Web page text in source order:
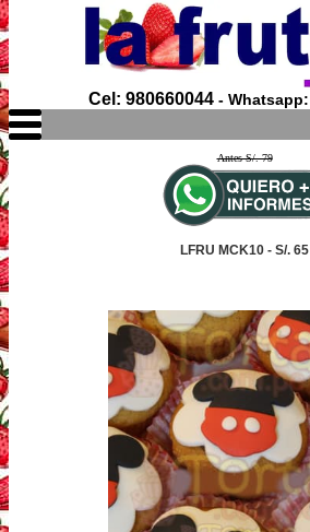
Cel: 980660044- Whatsapp:
Antes S/. 79
LFRU MCK10 - S/. 65